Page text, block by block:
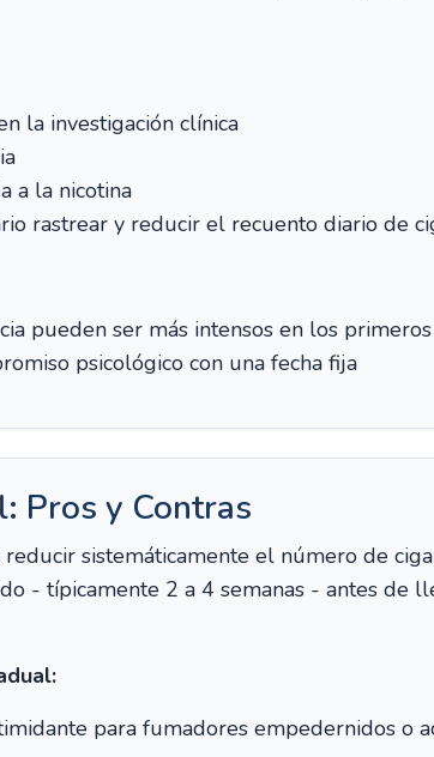
la investigación clínica
a la nicotina
rastrear y reducir el recuento diario de
pueden ser más intensos en los
psicológico con una fecha fija
Pros y Contras
sistemáticamente el número de
- típicamente 2 a 4 semanas - antes de
para fumadores empedernidos o